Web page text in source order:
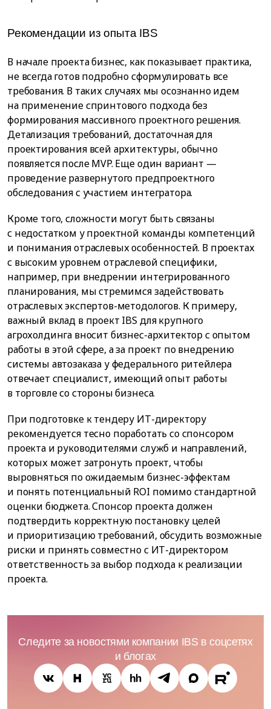
Рекомендации из опыта IBS
В начале проекта бизнес, как показывает практика,
не всегда готов подробно сформулировать все
требования. В таких случаях мы осознанно идем
на применение спринтового подхода без
формирования массивного проектного решения.
Детализация требований, достаточная для
проектирования всей архитектуры, обычно
появляется после MVP. Еще один вариант —
проведение развернутого предпроектного
обследования с участием интегратора.
Кроме того, сложности могут быть связаны
с недостатком у проектной команды компетенций
и понимания отраслевых особенностей. В проектах
с высоким уровнем отраслевой специфики,
например, при внедрении интегрированного
планирования, мы стремимся задействовать
отраслевых экспертов-методологов. К примеру,
важный вклад в проект IBS для крупного
агрохолдинга вносит бизнес-архитектор с опытом
работы в этой сфере, а за проект по внедрению
системы автозаказа у федерального ритейлера
отвечает специалист, имеющий опыт работы
в торговле со стороны бизнеса.
При подготовке к тендеру ИТ-директору
рекомендуется тесно поработать со спонсором
проекта и руководителями служб и направлений,
которых может затронуть проект, чтобы
выровняться по ожидаемым бизнес-эффектам
и понять потенциальный ROI помимо стандартной
оценки бюджета. Спонсор проекта должен
подтвердить корректную постановку целей
и приоритизацию требований, обсудить возможные
риски и принять совместно с ИТ-директором
ответственность за выбор подхода к реализации
проекта.
Следите за новостями компании IBS в соцсетях
и блогах